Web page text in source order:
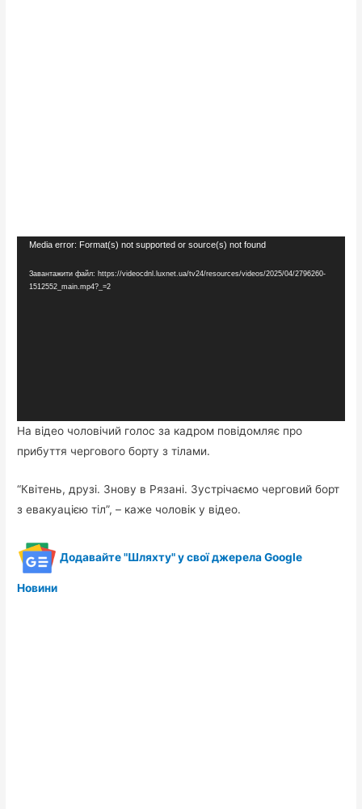
Відеопрогравач
Media error: Format(s) not supported or source(s) not found
Завантажити файл: https://videocdnl.luxnet.ua/tv24/resources/videos/2025/04/2796260-
1512552_main.mp4?_=2
На відео чоловічий голос за кадром повідомляє про
прибуття чергового борту з тілами.
“Квітень, друзі. Знову в Рязані. Зустрічаємо черговий борт
з евакуацією тіл”, – каже чоловік у відео.
Додавайте "Шляхту" у свої джерела Google
Новини